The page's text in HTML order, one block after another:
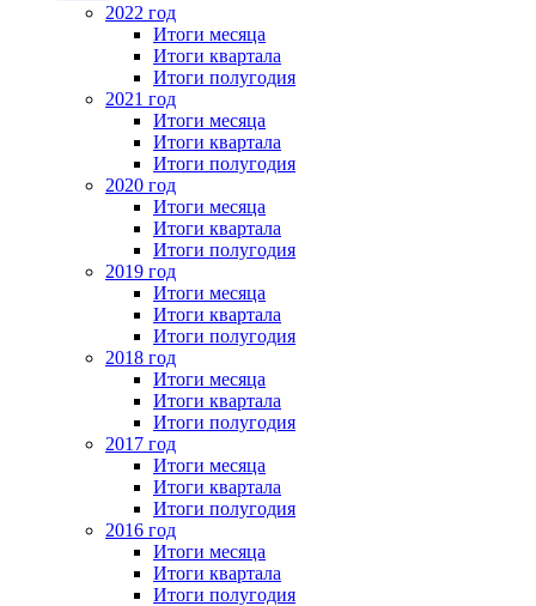
2022 год
Итоги месяца
Итоги квартала
Итоги полугодия
2021 год
Итоги месяца
Итоги квартала
Итоги полугодия
2020 год
Итоги месяца
Итоги квартала
Итоги полугодия
2019 год
Итоги месяца
Итоги квартала
Итоги полугодия
2018 год
Итоги месяца
Итоги квартала
Итоги полугодия
2017 год
Итоги месяца
Итоги квартала
Итоги полугодия
2016 год
Итоги месяца
Итоги квартала
Итоги полугодия